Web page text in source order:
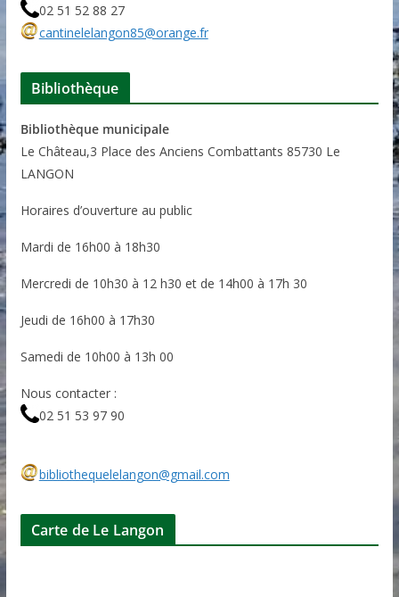
02 51 52 88 27
cantinelelangon85@orange.fr
Bibliothèque
Bibliothèque municipale
Le Château,3 Place des Anciens Combattants 85730 Le
LANGON
Horaires d’ouverture au public
Mardi de 16h00 à 18h30
Mercredi de 10h30 à 12 h30 et de 14h00 à 17h 30
Jeudi de 16h00 à 17h30
Samedi de 10h00 à 13h 00
Nous contacter :
02 51 53 97 90
bibliothequelelangon@gmail.com
Carte de Le Langon